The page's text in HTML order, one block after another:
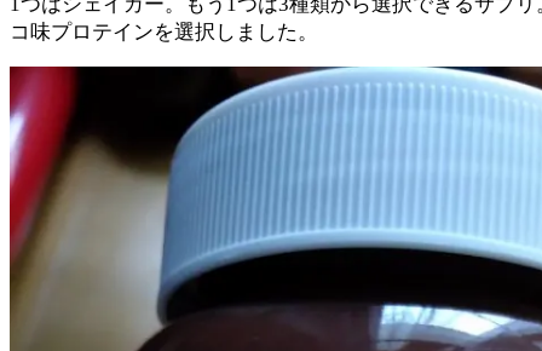
コ味プロテインを選択しました。